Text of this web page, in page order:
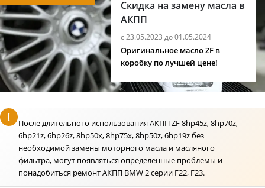
Скидка на замену масла в
АКПП
с 23.05.2023 до 01.05.2024
Оригинальное масло ZF в
коробку по лучшей цене!
После длительного использования АКПП ZF 8hp45z, 8hp70z,
6hp21z, 6hp26z, 8hp50x, 8hp75x, 8hp50z, 6hp19z без
необходимой замены моторного масла и масляного
фильтра, могут появляться определенные проблемы и
понадобиться ремонт АКПП BMW 2 серии F22, F23.